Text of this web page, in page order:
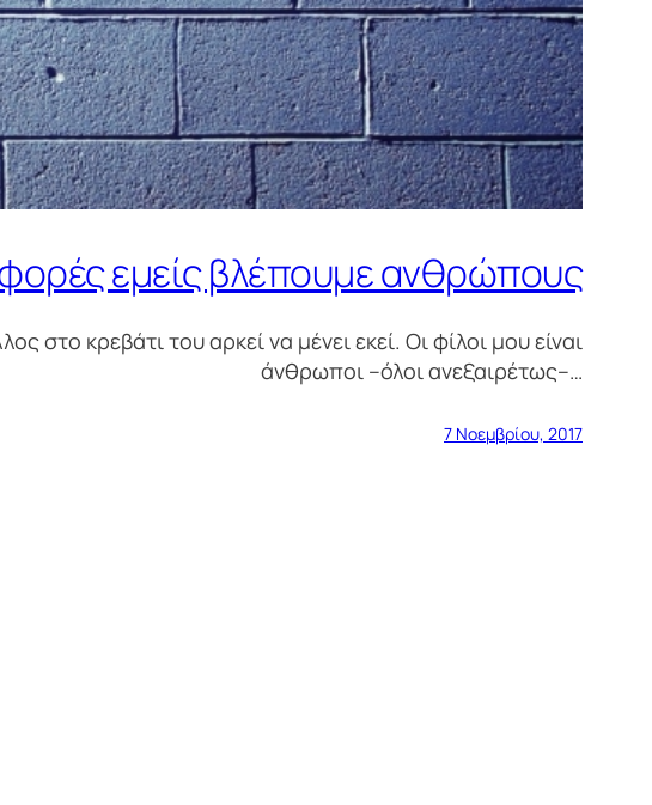
εμείς βλέπουμε ανθρώπους
στο κρεβάτι του αρκεί να μένει εκεί. Οι φίλοι μου είναι
άνθρωποι –όλοι ανεξαιρέτως–…
7 Νοεμβρίου, 2017